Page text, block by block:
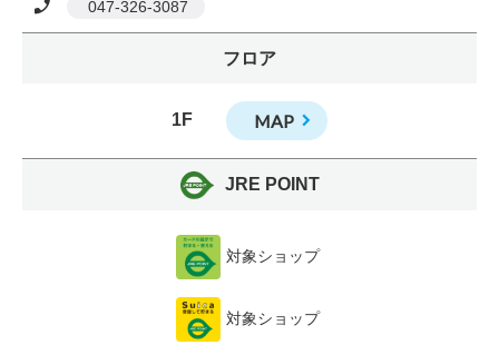
047-326-3087
フロア
1F MAP
JRE POINT
対象ショップ
対象ショップ